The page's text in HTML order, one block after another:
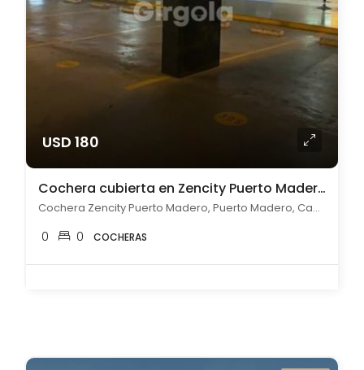
USD 180
Cochera cubierta en Zencity Puerto Madero en Alquiler
Cochera Zencity Puerto Madero, Puerto Madero, Capital Federal
0 0 COCHERAS